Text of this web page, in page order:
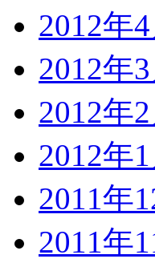
2012年4
2012年3
2012年2
2012年1
2011年
2011年